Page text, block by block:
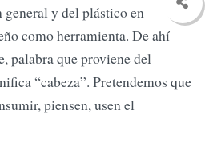
general y del plástico en
como herramienta. De ahí
palabra que proviene del
“cabeza”. Pretendemos que
piensen, usen el